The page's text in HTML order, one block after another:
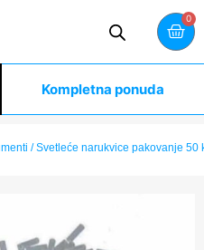
0
Kompletna ponuda
/ Svetleće narukvice pakovanje 50